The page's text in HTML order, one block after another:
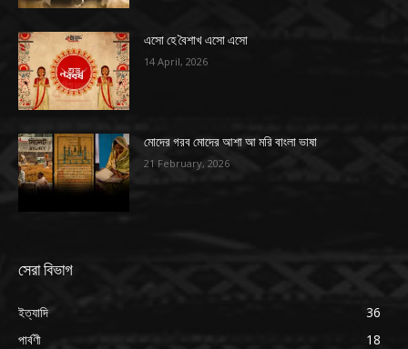
এসো হে বৈশাখ এসো এসো
14 April, 2026
মোদের গরব মোদের আশা আ মরি বাংলা ভাষা
21 February, 2026
সেরা বিভাগ
ইত্যাদি
36
পার্বণী
18